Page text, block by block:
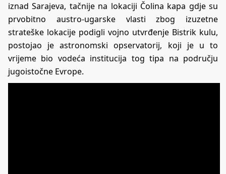
iznad Sarajeva, tačnije na lokaciji Čolina kapa gdje su
prvobitno austro-ugarske vlasti zbog izuzetne
strateške lokacije podigli vojno utvrđenje Bistrik kulu,
postojao je astronomski opservatorij, koji je u to
vrijeme bio vodeća institucija tog tipa na području
jugoistočne Evrope.